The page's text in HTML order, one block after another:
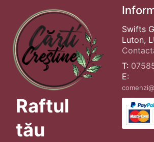
Raftul
tău
Swifts
Luton,
T:
E: